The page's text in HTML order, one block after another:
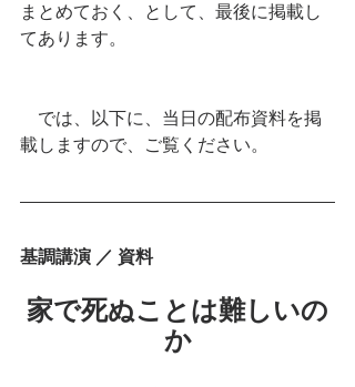
まとめておく、として、最後に掲載し
てあります。
では、以下に、当日の配布資料を掲
載しますので、ご覧ください。
基調講演 ／ 資料
家で死ぬことは難しいの
か